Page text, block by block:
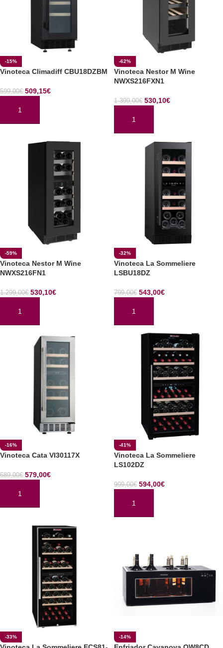
-15%
Vinoteca Climadiff CBU18DZBM
599,00€ 509,15€
AÑADIR AL CARRITO
-62%
Vinoteca Nestor M Wine
NWXS216FXN1
1.399,00€ 530,10€
AÑADIR AL CARRITO
-59%
Vinoteca Nestor M Wine
NWXS216FN1
1.299,00€ 530,10€
AÑADIR AL CARRITO
-32%
Vinoteca La Sommeliere
LSBU18DZ
799,00€ 543,00€
AÑADIR AL CARRITO
-16%
Vinoteca Cata VI30117X
689,00€ 579,00€
AÑADIR AL CARRITO
-41%
Vinoteca La Sommeliere
LS102DZ
999,00€ 594,00€
AÑADIR AL CARRITO
-33% -14%